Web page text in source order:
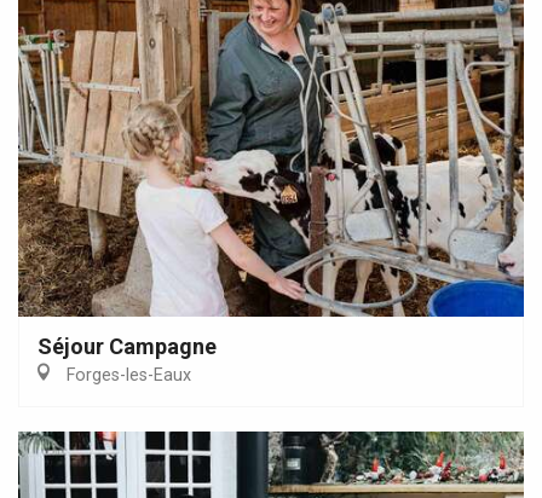
Séjour Campagne
Forges-les-Eaux